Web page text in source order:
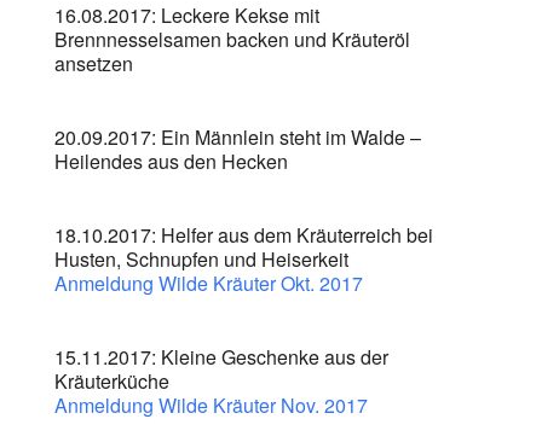
16.08.2017: Leckere Kekse mit
Brennnesselsamen backen und Kräuteröl
ansetzen
20.09.2017: Ein Männlein steht im Walde –
Heilendes aus den Hecken
18.10.2017: Helfer aus dem Kräuterreich bei
Husten, Schnupfen und Heiserkeit
Anmeldung Wilde Kräuter Okt. 2017
15.11.2017: Kleine Geschenke aus der
Kräuterküche
Anmeldung Wilde Kräuter Nov. 2017